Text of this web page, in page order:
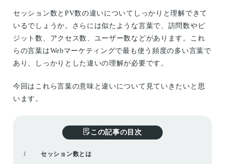
セッション数とPV数の違いについてしっかりと理解できて
いるでしょうか。さらには似たような言葉で、訪問数やビ
ジット数、アクセス数、ユーザー数などがあります。これ
らの言葉はWebマーケティングで最も使う頻度の多い言葉で
あり、しっかりとした違いの理解が必要です。
今回はこれら言葉の意味と違いについて見ていきたいと思
います。
この記事の目次
1 セッション数とは